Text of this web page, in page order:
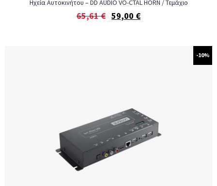
Ηχεία Αυτοκινήτου – DD AUDIO VO-CTAL HORN / Τεμάχιο
65,61€ 59,00 €
-10%